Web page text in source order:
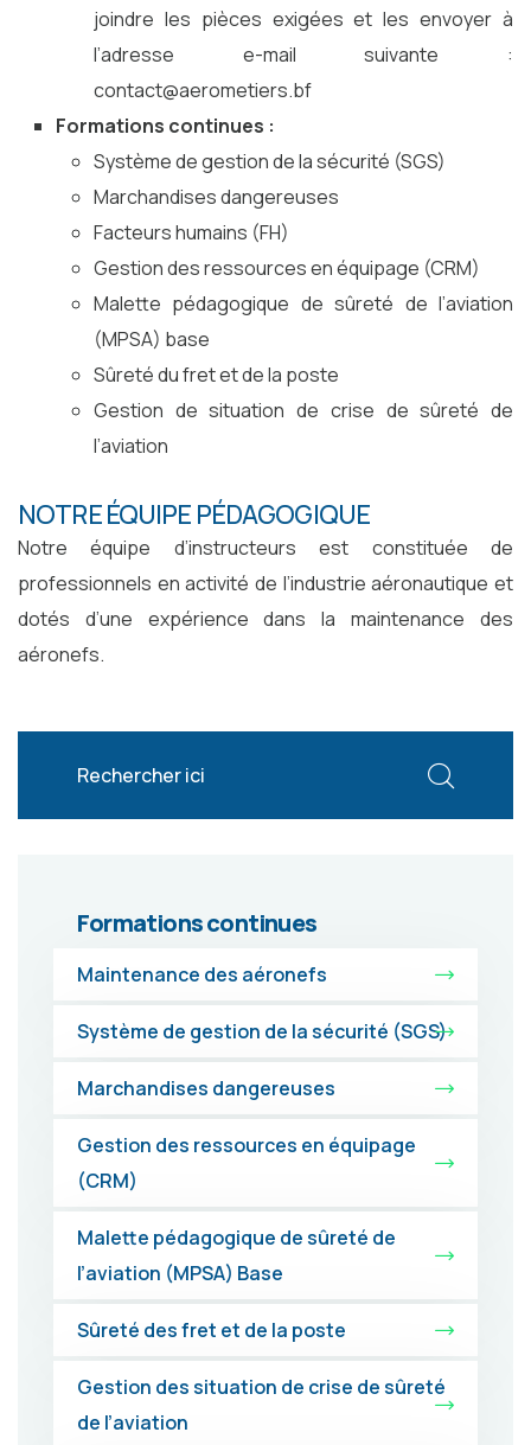
joindre les pièces exigées et les envoyer à
l’adresse e-mail suivante :
contact@aerometiers.bf
Formations continues :
Système de gestion de la sécurité (SGS)
Marchandises dangereuses
Facteurs humains (FH)
Gestion des ressources en équipage (CRM)
Malette pédagogique de sûreté de l’aviation
(MPSA) base
Sûreté du fret et de la poste
Gestion de situation de crise de sûreté de
l’aviation
NOTRE ÉQUIPE PÉDAGOGIQUE
Notre équipe d’instructeurs est constituée de
professionnels en activité de l’industrie aéronautique et
dotés d’une expérience dans la maintenance des
aéronefs.
Formations continues
Maintenance des aéronefs
Système de gestion de la sécurité (SGS)
Marchandises dangereuses
Gestion des ressources en équipage
(CRM)
Malette pédagogique de sûreté de
l’aviation (MPSA) Base
Sûreté des fret et de la poste
Gestion des situation de crise de sûreté
de l’aviation